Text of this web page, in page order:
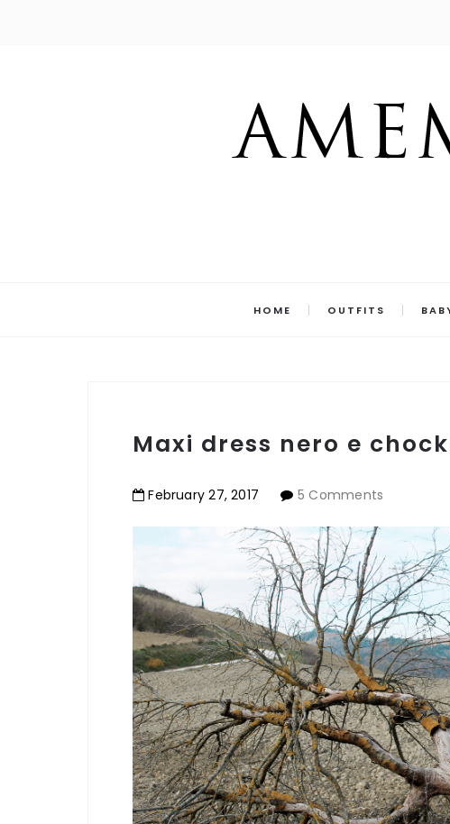
HOME OUTFITS
Maxi dress nero e
February 27,2017 5 Comments